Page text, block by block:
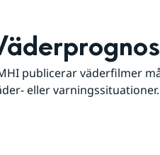
publicerar väderfilmer
eller varningssituationer.